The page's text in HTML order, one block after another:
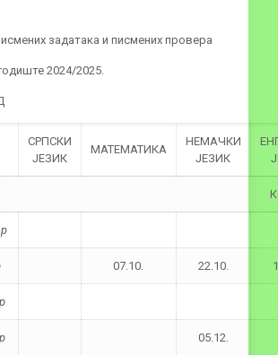
задатака и писмених провера
2024/2025.
СРПСКИ
ЈЕЗИК
МАТЕМАТИКА
НЕМАЧКИ
ЈЕЗИК
07.10. 22.10.
05.12.